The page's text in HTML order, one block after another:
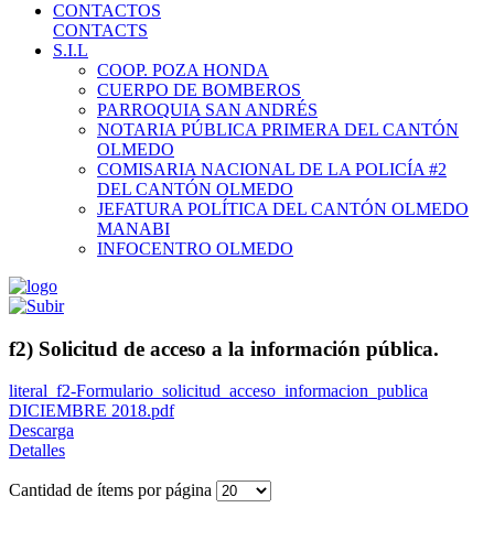
CONTACTOS
CONTACTS
S.I.L
COOP. POZA HONDA
CUERPO DE BOMBEROS
PARROQUIA SAN ANDRÉS
NOTARIA PÚBLICA PRIMERA DEL CANTÓN
OLMEDO
COMISARIA NACIONAL DE LA POLICÍA #2
DEL CANTÓN OLMEDO
JEFATURA POLÍTICA DEL CANTÓN OLMEDO
MANABI
INFOCENTRO OLMEDO
f2) Solicitud de acceso a la información pública.
literal_f2-Formulario_solicitud_acceso_informacion_publica
DICIEMBRE 2018.pdf
Descarga
Detalles
Cantidad de ítems por página